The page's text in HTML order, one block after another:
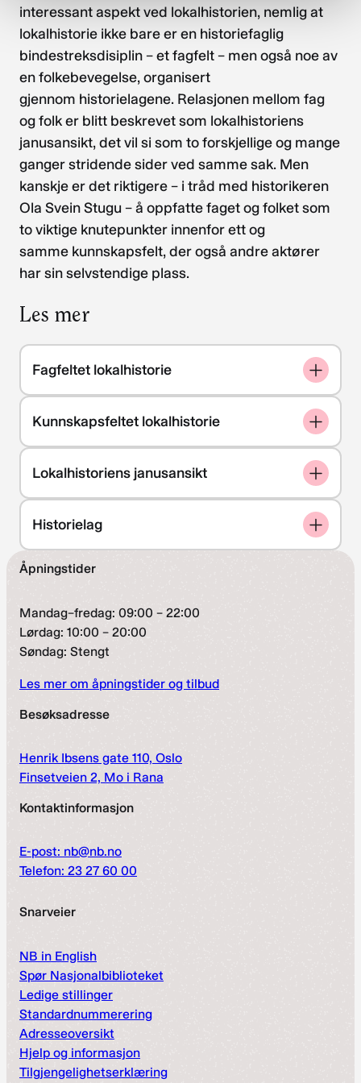
interessant aspekt ved lokalhistorien, nemlig at
lokalhistorie ikke bare er en historiefaglig
bindestreksdisiplin – et fagfelt – men også noe av
en folkebevegelse, organisert
gjennom historielagene. Relasjonen mellom fag
og folk er blitt beskrevet som lokalhistoriens
janusansikt, det vil si som to forskjellige og mange
ganger stridende sider ved samme sak. Men
kanskje er det riktigere – i tråd med historikeren
Ola Svein Stugu – å oppfatte faget og folket som
to viktige knutepunkter innenfor ett og
samme kunnskapsfelt, der også andre aktører
har sin selvstendige plass.
Les mer
Fagfeltet lokalhistorie
Kunnskapsfeltet lokalhistorie
Lokalhistoriens janusansikt
Historielag
Åpningstider
Mandag–fredag: 09:00 – 22:00
Lørdag: 10:00 – 20:00
Søndag: Stengt
Les mer om åpningstider og tilbud
Besøksadresse
Henrik Ibsens gate 110, Oslo
Finsetveien 2, Mo i Rana
Kontaktinformasjon
E-post: nb@nb.no
Telefon: 23 27 60 00
Snarveier
NB in English
Spør Nasjonalbiblioteket
Ledige stillinger
Standardnummerering
Adresseoversikt
Hjelp og informasjon
Tilgjengelighetserklæring